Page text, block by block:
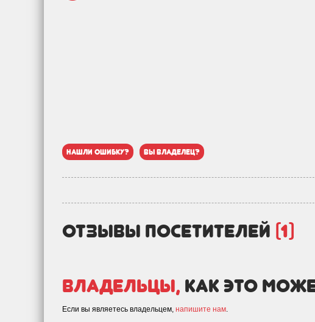
нашли ошибку? вы владелец?
отзывы посетителей (1)
Владельцы, как это
Если вы являетесь владельцем, напишите нам.